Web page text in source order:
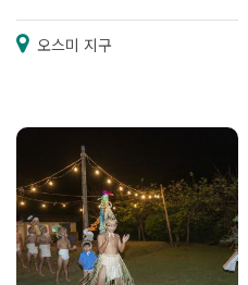
오스미 지구